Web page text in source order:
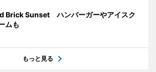
Brick Sunset ハンバーガーやアイスク
ムも
もっと見る